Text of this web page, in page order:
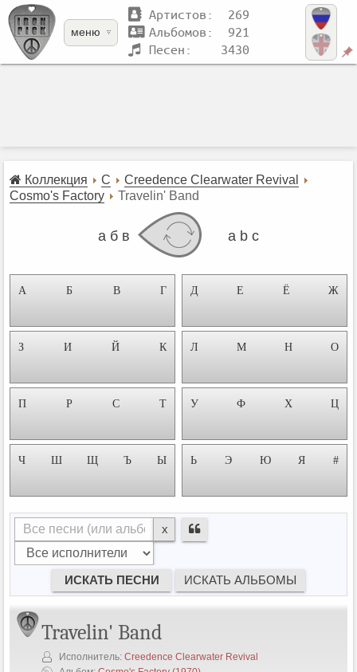
меню
Артистов: 269
Альбомов: 921
Песен: 3430
Коллекция C
Creedence Clearwater Revival
Cosmo's Factory
Travelin' Band
а б в a b c
А Б В Г Д Е Ё Ж
З И Й К Л М Н О
П Р С Т У Ф Х Ц
Ч Ш Щ Ъ Ы Ь Э Ю Я #
x
Travelin' Band
Исполнитель: Creedence Clearwater Revival